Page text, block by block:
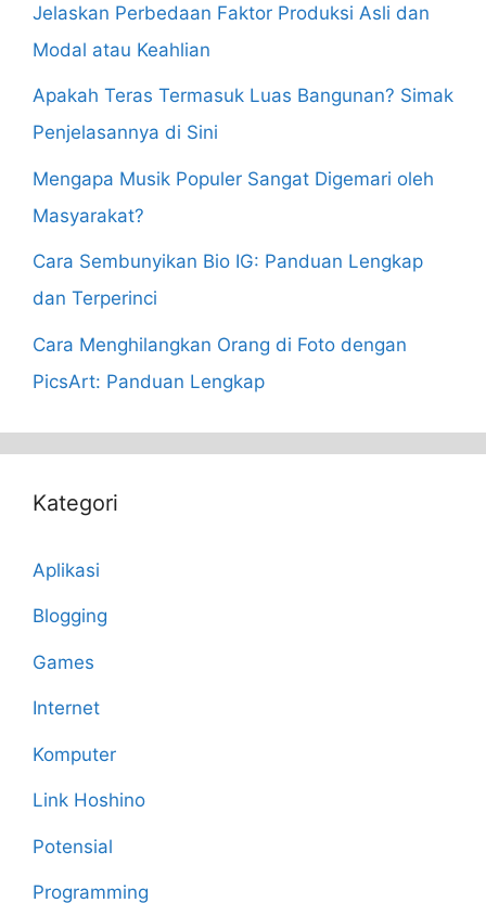
Jelaskan Perbedaan Faktor Produksi Asli dan
Modal atau Keahlian
Apakah Teras Termasuk Luas Bangunan? Simak
Penjelasannya di Sini
Mengapa Musik Populer Sangat Digemari oleh
Masyarakat?
Cara Sembunyikan Bio IG: Panduan Lengkap
dan Terperinci
Cara Menghilangkan Orang di Foto dengan
PicsArt: Panduan Lengkap
Kategori
Aplikasi
Blogging
Games
Internet
Komputer
Link Hoshino
Potensial
Programming